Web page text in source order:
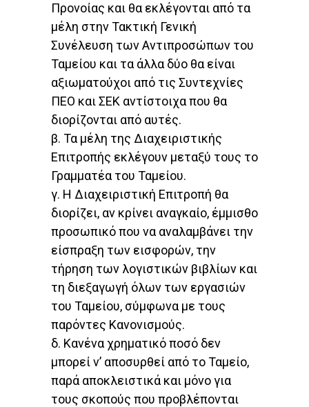
Προνοίας και θα εκλέγονται από τα
μέλη στην Τακτική Γενική
Συνέλευση των Αντιπροσώπων του
Ταμείου και τα άλλα δύο θα είναι
αξιωματούχοι από τις Συντεχνίες
ΠΕΟ και ΣΕΚ αντίστοιχα που θα
διορίζονται από αυτές.
β. Τα μέλη της Διαχειριστικής
Επιτροπής εκλέγουν μεταξύ τους το
Γραμματέα του Ταμείου.
γ. Η Διαχειριστική Επιτροπή θα
διορίζει, αν κρίνει αναγκαίο, έμμισθο
προσωπικό που να αναλαμβάνει την
είσπραξη των εισφορών, την
τήρηση των λογιστικών βιβλίων και
τη διεξαγωγή όλων των εργασιών
του Ταμείου, σύμφωνα με τους
παρόντες Κανονισμούς.
δ. Κανένα χρηματικό ποσό δεν
μπορεί ν’ αποσυρθεί από το Ταμείο,
παρά αποκλειστικά και μόνο για
τους σκοπούς που προβλέπονται